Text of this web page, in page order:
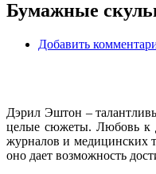
Бумажные
Добавить
Дэрил Эштон –
целые сюжеты. Любовь к
журналов и медицинских
оно дает возможность